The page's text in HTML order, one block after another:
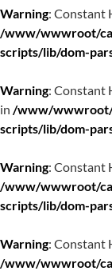
Warning: Constant
/www/wwwroot/
scripts/lib/dom-
Warning: Constant
in /www/wwwroot/
scripts/lib/dom-
Warning: Constant
/www/wwwroot/
scripts/lib/dom-
Warning: Constant
/www/wwwroot/